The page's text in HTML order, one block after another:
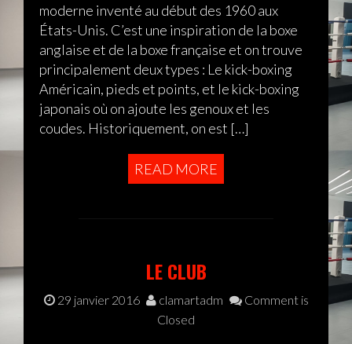
moderne inventé au début des 1960 aux
États-Unis. C’est une inspiration de la boxe
anglaise et de la boxe française et on trouve
principalement deux types : Le kick-boxing
Américain, pieds et points, et le kick-boxing
japonais où on ajoute les genoux et les
coudes. Historiquement, on est […]
READ MORE
LE CLUB
29 janvier 2016 clamartadm
Comment is
Closed